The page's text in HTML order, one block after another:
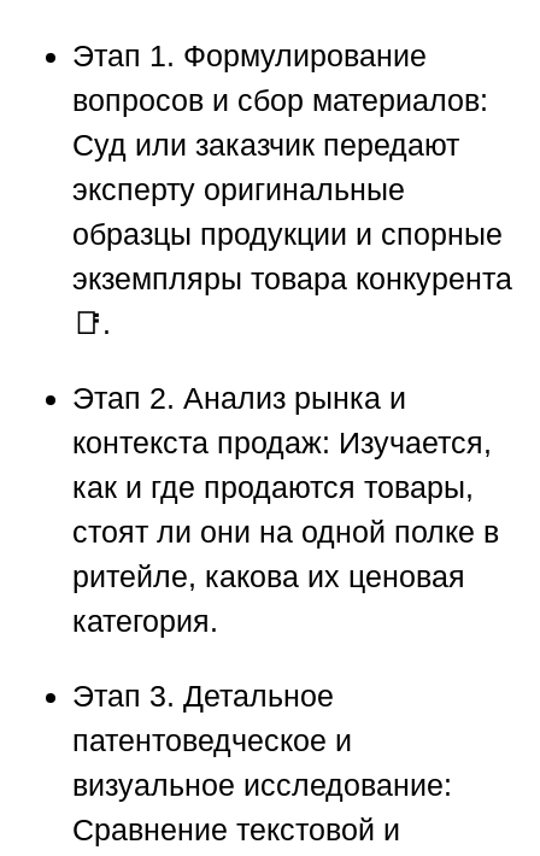
Этап 1. Формулирование
вопросов и сбор материалов:
Суд или заказчик передают
эксперту оригинальные
образцы продукции и спорные
экземпляры товара конкурента
📑.
Этап 2. Анализ рынка и
контекста продаж: Изучается,
как и где продаются товары,
стоят ли они на одной полке в
ритейле, какова их ценовая
категория.
Этап 3. Детальное
патентоведческое и
визуальное исследование:
Сравнение текстовой и